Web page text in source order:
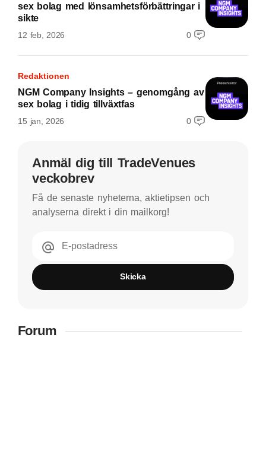
sex bolag med lönsamhetsförbättringar i
sikte
12 feb, 2026 0
Redaktionen
NGM Company Insights – genomgång av
sex bolag i tidig tillväxtfas
15 jan, 2026 0
Anmäl dig till TradeVenues
veckobrev
Få de senaste nyheterna, aktietipsen och
analyserna direkt i din mailkorg!
E-postadress
Skicka
Forum